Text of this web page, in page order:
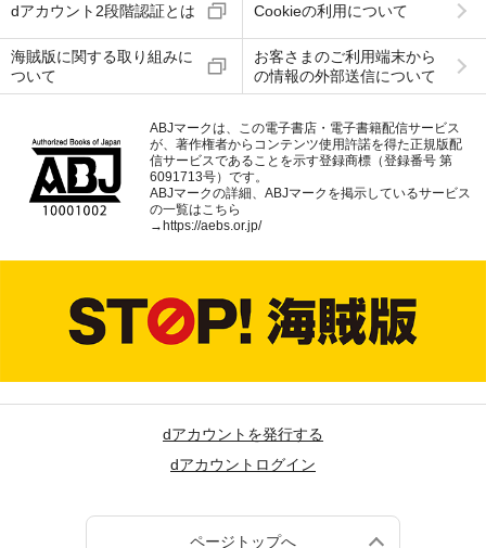
dアカウント2段階認証とは Cookieの利用について
海賊版に関する取り組みに
ついて
お客さまのご利用端末から
の情報の外部送信について
ABJマークは、この電子書店・電子書籍配信サービス
が、著作権者からコンテンツ使用許諾を得た正規版配
信サービスであることを示す登録商標（登録番号 第
6091713号）です。
ABJマークの詳細、ABJマークを掲示しているサービス
の一覧はこちら
→ https://aebs.or.jp/
dアカウントを発行する
dアカウントログイン
ページトップへ